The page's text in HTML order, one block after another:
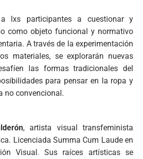
lxs participantes a cuestionar y
como objeto funcional y normativo
A través de la experimentación
materiales, se explorarán nuevas
las formas tradicionales del
para pensar en la ropa y
no convencional.
, artista visual transfeminista
Licenciada Summa Cum Laude en
Visual. Sus raíces artísticas se